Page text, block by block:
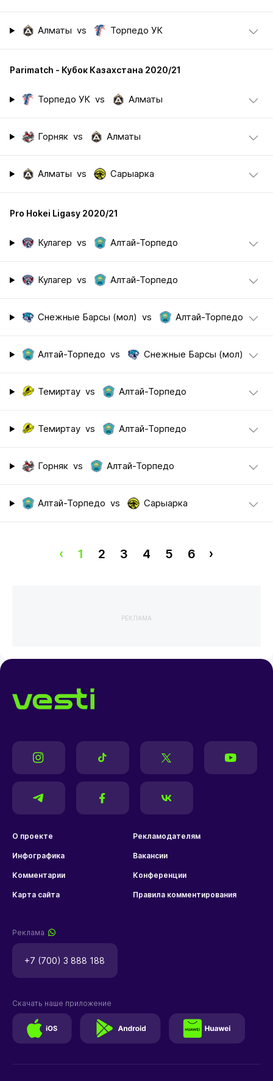
Алматы vs Торпедо УК
Parimatch - Кубок Казахстана 2020/21
Торпедо УК vs Алматы
Горняк vs Алматы
Алматы vs Сарыарка
Pro Hokei Ligasy 2020/21
Кулагер vs Алтай-Торпедо
Кулагер vs Алтай-Торпедо
Снежные Барсы (мол) vs Алтай-Торпедо
Алтай-Торпедо vs Снежные Барсы (мол)
Темиртау vs Алтай-Торпедо
Темиртау vs Алтай-Торпедо
Горняк vs Алтай-Торпедо
Алтай-Торпедо vs Сарыарка
‹ 1 2 3 4 5 6 ›
РЕКЛАМА
О проекте Рекламодателям
Инфографика Вакансии
Комментарии Конференции
Карта сайта Правила комментирования
Реклама
+7 (700) 3 888 188
Скачать наше приложение